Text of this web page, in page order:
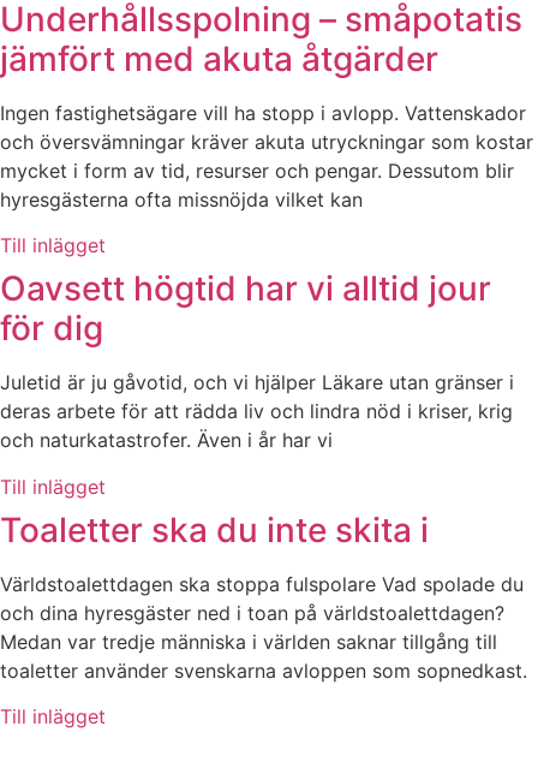
Underhållsspolning – småpotatis
jämfört med akuta åtgärder
Ingen fastighetsägare vill ha stopp i avlopp. Vattenskador
och översvämningar kräver akuta utryckningar som kostar
mycket i form av tid, resurser och pengar. Dessutom blir
hyresgästerna ofta missnöjda vilket kan
Till inlägget
Oavsett högtid har vi alltid jour
för dig
Juletid är ju gåvotid, och vi hjälper Läkare utan gränser i
deras arbete för att rädda liv och lindra nöd i kriser, krig
och naturkatastrofer. Även i år har vi
Till inlägget
Toaletter ska du inte skita i
Världstoalettdagen ska stoppa fulspolare Vad spolade du
och dina hyresgäster ned i toan på världstoalettdagen?
Medan var tredje människa i världen saknar tillgång till
toaletter använder svenskarna avloppen som sopnedkast.
Till inlägget